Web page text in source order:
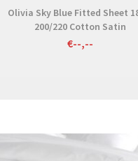
Olivia Sky Blue Fitted Sheet
200/220 Cotton Satin
€--,--